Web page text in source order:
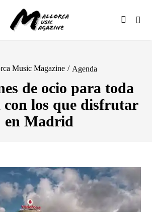
Music Magazine / Agenda
de ocio para toda
los que disfrutar
en Madrid